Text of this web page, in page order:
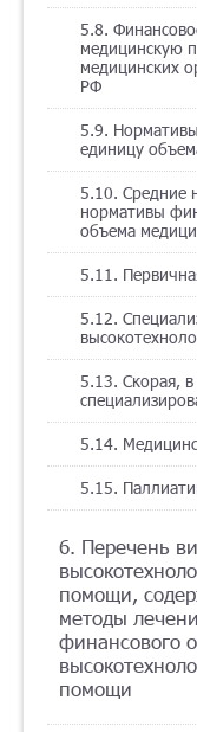
5.8.
медицинскую
медицинских
РФ
5.9.
единицу
5.10. Средние
нормативы
объема
5.11.
5.12.
5.13. Скорая,
5.14.
5.15.
6. Перечень
помощи,
методы
финансового
помощи